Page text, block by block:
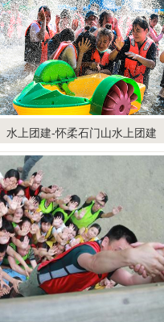
水上团建-怀柔石门山水上团建